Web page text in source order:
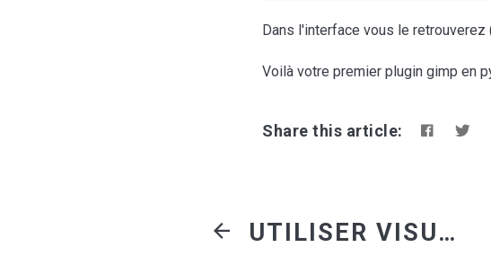
Dans l'interface vous le retrouverez
Voilà votre premier plugin gimp en
Share this article:
UTILISER VISUAL STUDIO CODE POUR DÉVELOPPEUR RUBYONRAILS